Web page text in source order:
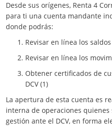
Desde sus orígenes, Renta 4
para ti una cuenta mandante
donde podrás:
Revisar en línea los
Revisar en línea los
Obtener certificados de
DCV (1)
La apertura de esta cuenta es
interna de operaciones
gestión ante el DCV, en forma